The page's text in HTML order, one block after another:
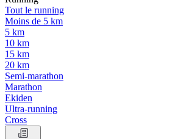
Tout le running
Moins de 5 km
5 km
10 km
15 km
20 km
Semi-marathon
Marathon
Ekiden
Ultra-running
Cross